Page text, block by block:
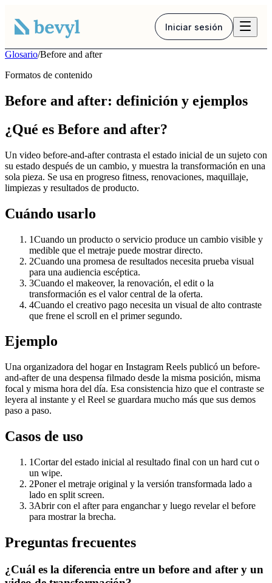
Iniciar sesión
Glosario/Before and after
Formatos de contenido
Before and after: definición y ejemplos
¿Qué es Before and after?
Un video before-and-after contrasta el estado inicial de un sujeto con
su estado después de un cambio, y muestra la transformación en una
sola pieza. Se usa en progreso fitness, renovaciones, maquillaje,
limpiezas y resultados de producto.
Cuándo usarlo
1Cuando un producto o servicio produce un cambio visible y
medible que el metraje puede mostrar directo.
2Cuando una promesa de resultados necesita prueba visual
para una audiencia escéptica.
3Cuando el makeover, la renovación, el edit o la
transformación es el valor central de la oferta.
4Cuando el creativo pago necesita un visual de alto contraste
que frene el scroll en el primer segundo.
Ejemplo
Una organizadora del hogar en Instagram Reels publicó un before-
and-after de una despensa filmado desde la misma posición, misma
focal y misma hora del día. Esa consistencia hizo que el contraste se
leyera al instante y el Reel se guardara mucho más que sus demos
paso a paso.
Casos de uso
1Cortar del estado inicial al resultado final con un hard cut o
un wipe.
2Poner el metraje original y la versión transformada lado a
lado en split screen.
3Abrir con el after para enganchar y luego revelar el before
para mostrar la brecha.
Preguntas frecuentes
¿Cuál es la diferencia entre un before and after y un